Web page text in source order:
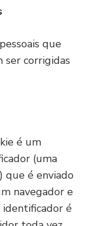
que
ser corrigidas
é um
(uma
que é enviado
navegador e
identificador é